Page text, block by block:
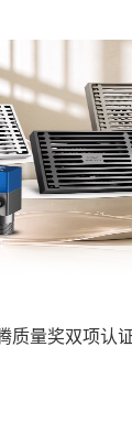
质量奖双项认